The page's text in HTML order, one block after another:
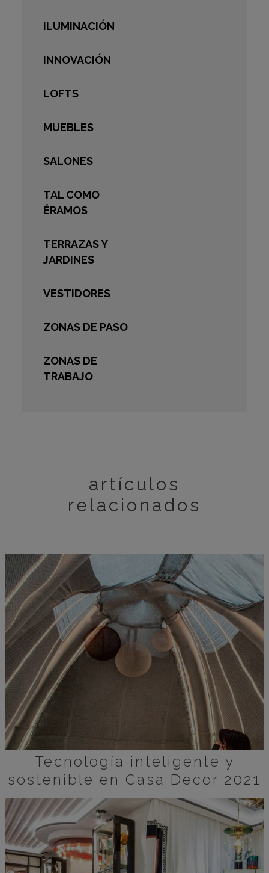
ILUMINACIÓN
INNOVACIÓN
LOFTS
MUEBLES
SALONES
TAL COMO
ÉRAMOS
TERRAZAS Y
JARDINES
VESTIDORES
ZONAS DE PASO
ZONAS DE
TRABAJO
artículos
relacionados
Tecnología inteligente y
sostenible en Casa Decor 2021